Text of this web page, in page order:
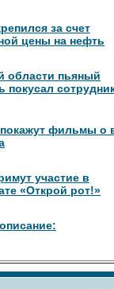
за счет
цены на нефть
области пьяный
покусал
фильмы о
участие в
«Открой рот!»